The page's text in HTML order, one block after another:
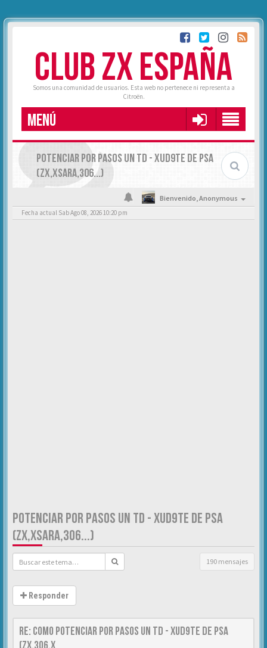
CLUB ZX ESPAÑA
Somos una comunidad de usuarios. Esta web no pertenece ni representa a
Citroën.
MENÚ
POTENCIAR POR PASOS UN TD - XUD9TE DE PSA
(ZX,XSARA,306...)
Bienvenido,Anonymous
Fecha actual Sab Ago 08, 2026 10:20 pm
POTENCIAR POR PASOS UN TD - XUD9TE DE PSA
(ZX,XSARA,306...)
190 mensajes
Responder
Re: Como Potenciar por pasos un TD - XUD9TE DE PSA